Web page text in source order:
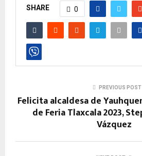
SHARE 0
PREVIOUS POST
Felicita alcaldesa de
de Feria Tlaxcala 2023,
Vázquez